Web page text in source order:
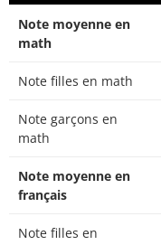
Note moyenne en
math
Note filles en math
Note garçons en
math
Note moyenne en
français
Note filles en